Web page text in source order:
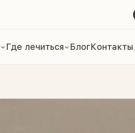
Где лечиться БлогКонтакты